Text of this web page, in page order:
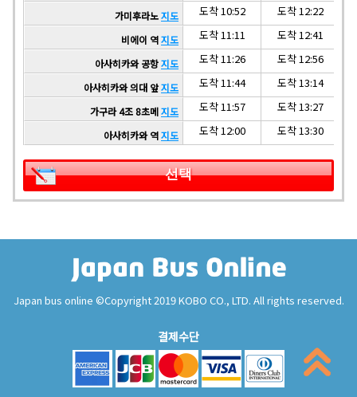
가미후라노지도 도착 10:52 도착 12:22
비에이 역지도 도착 11:11 도착 12:41
아사히카와 공항지도 도착 11:26 도착 12:56
아사히카와 의대 앞지도 도착 11:44 도착 13:14
가구라 4조 8초메지도 도착 11:57 도착 13:27
아사히카와 역지도 도착 12:00 도착 13:30
선택
Japan bus online ©Copyright 2019 KOBO CO., LTD. All rights reserved.
결제수단